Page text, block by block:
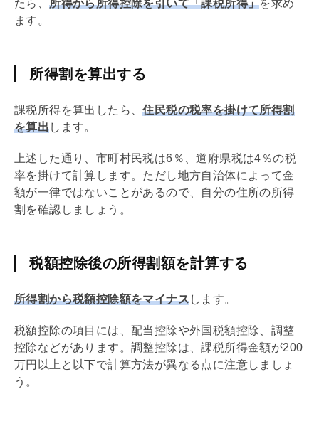
たら、所得から所得控除を引いて「課税所得」を求め
ます。
所得割を算出する
課税所得を算出したら、住民税の税率を掛けて所得割
を算出します。
上述した通り、市町村民税は6％、道府県税は4％の税
率を掛けて計算します。ただし地方自治体によって金
額が一律ではないことがあるので、自分の住所の所得
割を確認しましょう。
税額控除後の所得割額を計算する
所得割から税額控除額をマイナスします。
税額控除の項目には、配当控除や外国税額控除、調整
控除などがあります。調整控除は、課税所得金額が200
万円以上と以下で計算方法が異なる点に注意しましょ
う。